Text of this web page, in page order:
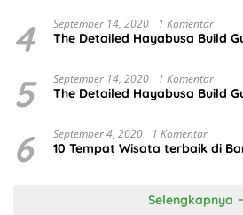
4 September 14, 2020 1 Komentar
The Detailed Hayabusa Build
5 September 14, 2020 1 Komentar
The Detailed Hayabusa Build
6 September 4, 2020 1 Komentar
10 Tempat Wisata terbaik di
Selengkapnya